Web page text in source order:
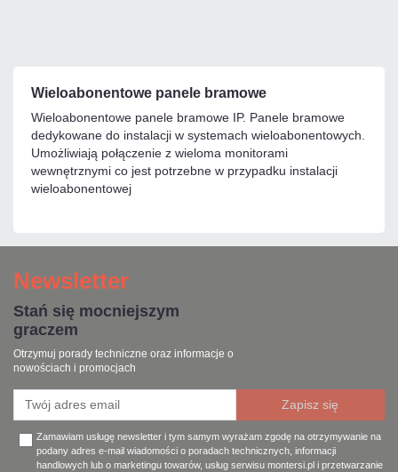
Wieloabonentowe panele bramowe
Wieloabonentowe panele bramowe IP. Panele bramowe
dedykowane do instalacji w systemach wieloabonentowych.
Umożliwiają połączenie z wieloma monitorami
wewnętrznymi co jest potrzebne w przypadku instalacji
wieloabonentowej
Newsletter
Stań się mocniejszym
graczem
Otrzymuj porady techniczne oraz informacje o
nowościach i promocjach
Zamawiam usługę newsletter i tym samym wyrażam zgodę na otrzymywanie na
podany adres e-mail wiadomości o poradach technicznych, informacji
handlowych lub o marketingu towarów, usług serwisu montersi.pl i przetwarzanie